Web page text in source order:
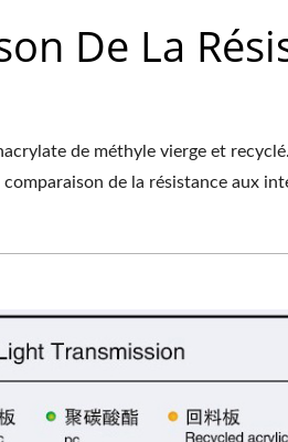
De La
de méthyle vierge et recyclé.
comparaison de la résistance aux